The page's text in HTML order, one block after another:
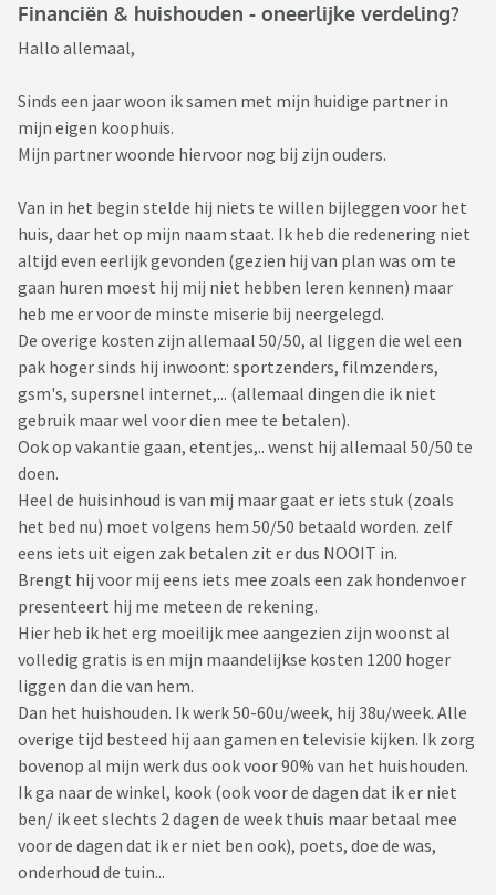
Financiën & huishouden - oneerlijke verdeling?
Hallo allemaal,
Sinds een jaar woon ik samen met mijn huidige partner in
mijn eigen koophuis.
Mijn partner woonde hiervoor nog bij zijn ouders.
Van in het begin stelde hij niets te willen bijleggen voor het
huis, daar het op mijn naam staat. Ik heb die redenering niet
altijd even eerlijk gevonden (gezien hij van plan was om te
gaan huren moest hij mij niet hebben leren kennen) maar
heb me er voor de minste miserie bij neergelegd.
De overige kosten zijn allemaal 50/50, al liggen die wel een
pak hoger sinds hij inwoont: sportzenders, filmzenders,
gsm's, supersnel internet,... (allemaal dingen die ik niet
gebruik maar wel voor dien mee te betalen).
Ook op vakantie gaan, etentjes,.. wenst hij allemaal 50/50 te
doen.
Heel de huisinhoud is van mij maar gaat er iets stuk (zoals
het bed nu) moet volgens hem 50/50 betaald worden. zelf
eens iets uit eigen zak betalen zit er dus NOOIT in.
Brengt hij voor mij eens iets mee zoals een zak hondenvoer
presenteert hij me meteen de rekening.
Hier heb ik het erg moeilijk mee aangezien zijn woonst al
volledig gratis is en mijn maandelijkse kosten 1200 hoger
liggen dan die van hem.
Dan het huishouden. Ik werk 50-60u/week, hij 38u/week. Alle
overige tijd besteed hij aan gamen en televisie kijken. Ik zorg
bovenop al mijn werk dus ook voor 90% van het huishouden.
Ik ga naar de winkel, kook (ook voor de dagen dat ik er niet
ben/ ik eet slechts 2 dagen de week thuis maar betaal mee
voor de dagen dat ik er niet ben ook), poets, doe de was,
onderhoud de tuin...